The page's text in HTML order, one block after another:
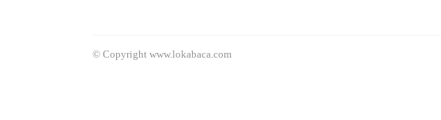
© Copyright www.lokabaca.com